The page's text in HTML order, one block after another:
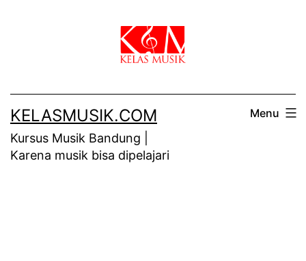
KELASMUSIK.COM
Kursus Musik Bandung |
Karena musik bisa dipelajari
Menu